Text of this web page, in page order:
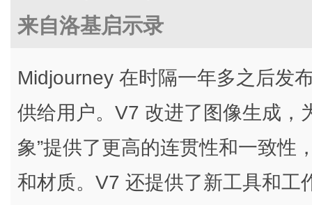
来自洛基启示录
Midjourney 在时隔一年多之后发
供给用户。V7 改进了图像生成，
象”提供了更高的连贯性和一致性
和材质。V7 还提供了新工具和工